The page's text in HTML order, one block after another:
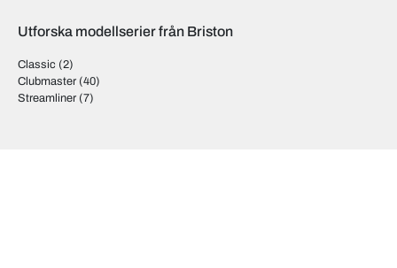
Utforska modellserier från Briston
Classic (2)
Clubmaster (40)
Streamliner (7)